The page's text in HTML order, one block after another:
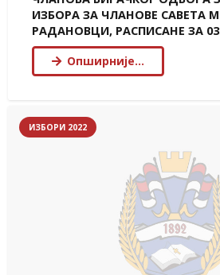
ИЗБОРА ЗА ЧЛАНОВЕ САВЕТА
РАДАНОВЦИ, РАСПИСАНЕ ЗА
Опширније…
ИЗБОРИ 2022